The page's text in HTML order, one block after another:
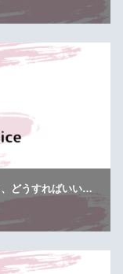
【女性向け】生理・PMSで仕事がつらいとき、どうすればいい？休めないあなたへ